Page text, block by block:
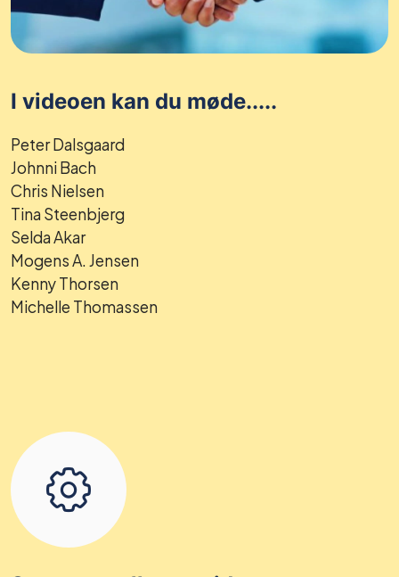
I videoen kan du møde.....
Peter Dalsgaard
Johnni Bach
Chris Nielsen
Tina Steenbjerg
Selda Akar
Mogens A. Jensen
Kenny Thorsen
Michelle Thomassen